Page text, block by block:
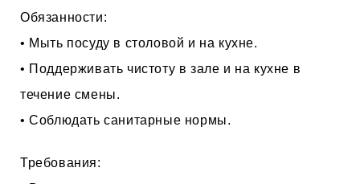
Обязанности:
• Мыть посуду в столовой и на кухне.
• Поддерживать чистоту в зале и на кухне в
течение смены.
• Соблюдать санитарные нормы.
Требования: